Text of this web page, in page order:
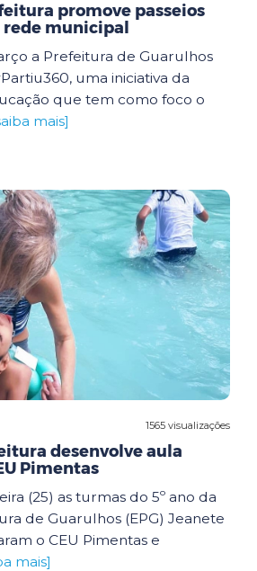
promove passeios
municipal
a Prefeitura de Guarulhos
uma iniciativa da
que tem como foco o
mais]
1565 visualizações
desenvolve aula
Pimentas
(25) as turmas do 5º ano da
de Guarulhos (EPG) Jeanete
o CEU Pimentas e
mais]